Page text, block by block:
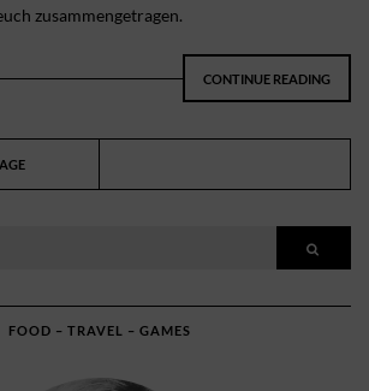
zusammengetragen.
CONTINUE READING
FOOD – TRAVEL – GAMES